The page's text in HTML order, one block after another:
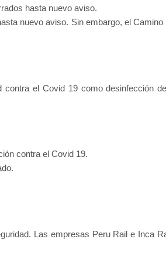
hasta nuevo aviso.
nuevo aviso. Sin embargo, el
el Covid 19 como desinfección
contra el Covid 19.
Las empresas Peru Rail e Inca